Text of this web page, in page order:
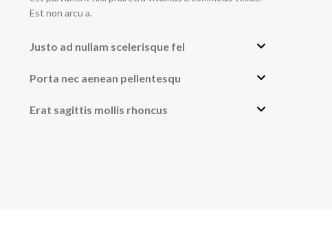
Est non arcu a.
Justo ad nullam scelerisque fel
Porta nec aenean pellentesqu
Erat sagittis mollis rhoncus